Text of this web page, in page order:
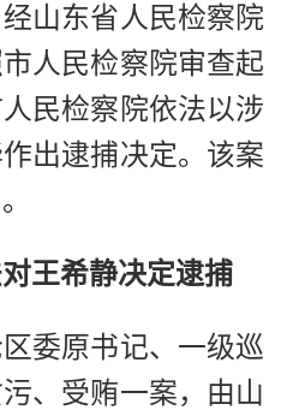
山东省人民检察院
人民检察院审查起
民检察院依法以涉
出逮捕决定。该案
王希静决定逮捕
委原书记、一级巡
、受贿一案，由山